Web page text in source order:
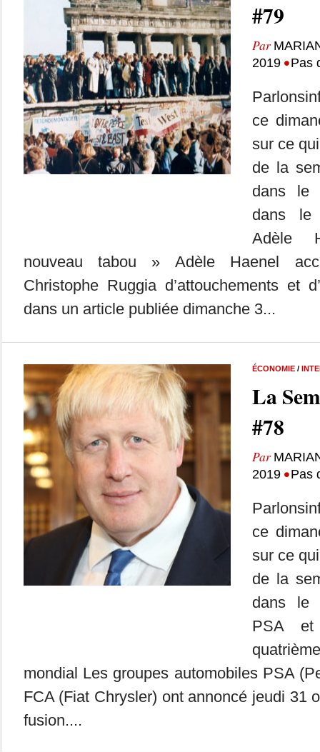
#79
Par
2019 •Pas
ce
sur ce
de la
dans le
dans le
Adèle
nouveau tabou » Adèle Haenel
Christophe Ruggia d’attouchements et
dans un article publiée dimanche 3...
ÉCONOMIE/
La
#78
Par
2019 •Pas
ce
sur ce
de la
dans le
PSA
mondial Les groupes automobiles PSA
FCA (Fiat Chrysler) ont annoncé jeudi 31
fusion....